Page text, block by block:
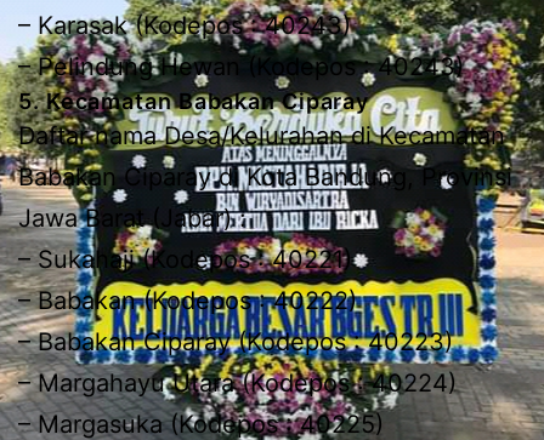
– Karasak (Kodepos : 40243)
– Pelindung Hewan (Kodepos : 40243)
5. Kecamatan Babakan Ciparay
Daftar nama Desa/Kelurahan di Kecamatan
Babakan Ciparay di Kota Bandung, Provinsi
Jawa Barat (Jabar) :
– Sukahaji (Kodepos : 40221)
– Babakan (Kodepos : 40222)
– Babakan Ciparay (Kodepos : 40223)
– Margahayu Utara (Kodepos : 40224)
– Margasuka (Kodepos : 40225)